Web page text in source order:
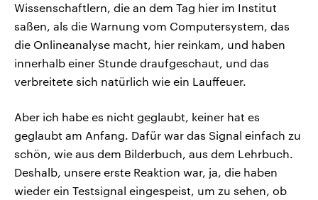
Wissenschaftlern, die an dem Tag hier im Institut
saßen, als die Warnung vom Computersystem, das
die Onlineanalyse macht, hier reinkam, und haben
innerhalb einer Stunde draufgeschaut, und das
verbreitete sich natürlich wie ein Lauffeuer.
Aber ich habe es nicht geglaubt, keiner hat es
geglaubt am Anfang. Dafür war das Signal einfach zu
schön, wie aus dem Bilderbuch, aus dem Lehrbuch.
Deshalb, unsere erste Reaktion war, ja, die haben
wieder ein Testsignal eingespeist, um zu sehen, ob